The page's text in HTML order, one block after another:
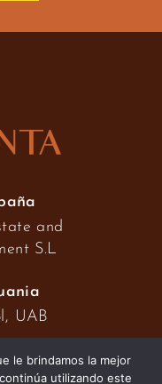
and
S.L
UAB
le brindamos la mejor
utilizando este